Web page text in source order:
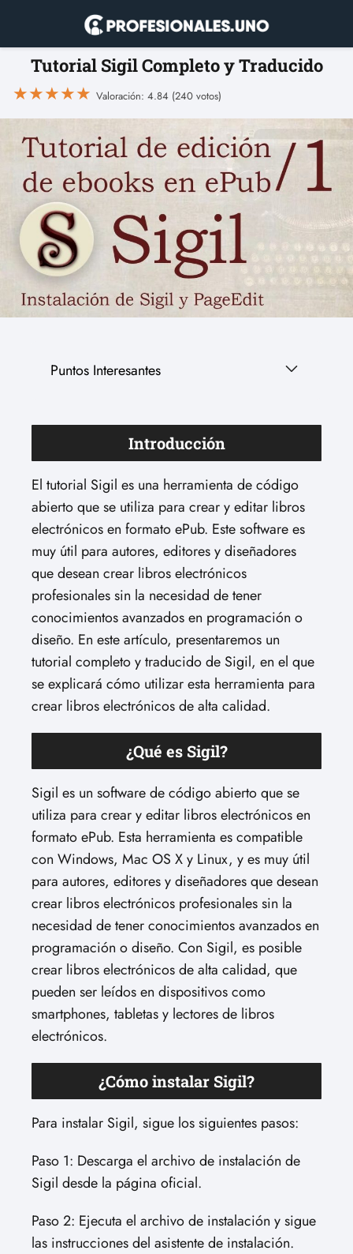
Tutorial Sigil Completo y Traducido
★★★★★ Valoración: 4.84 (240 votos)
Puntos Interesantes
Introducción
El tutorial Sigil es una herramienta de código
abierto que se utiliza para crear y editar libros
electrónicos en formato ePub. Este software es
muy útil para autores, editores y diseñadores
que desean crear libros electrónicos
profesionales sin la necesidad de tener
conocimientos avanzados en programación o
diseño. En este artículo, presentaremos un
tutorial completo y traducido de Sigil, en el que
se explicará cómo utilizar esta herramienta para
crear libros electrónicos de alta calidad.
¿Qué es Sigil?
Sigil es un software de código abierto que se
utiliza para crear y editar libros electrónicos en
formato ePub. Esta herramienta es compatible
con Windows, Mac OS X y Linux, y es muy útil
para autores, editores y diseñadores que desean
crear libros electrónicos profesionales sin la
necesidad de tener conocimientos avanzados en
programación o diseño. Con Sigil, es posible
crear libros electrónicos de alta calidad, que
pueden ser leídos en dispositivos como
smartphones, tabletas y lectores de libros
electrónicos.
¿Cómo instalar Sigil?
Para instalar Sigil, sigue los siguientes pasos:
Paso 1: Descarga el archivo de instalación de
Sigil desde la página oficial.
Paso 2: Ejecuta el archivo de instalación y sigue
las instrucciones del asistente de instalación.